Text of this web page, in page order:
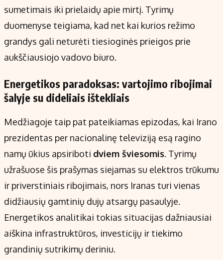
sumetimais iki prielaidų apie mirtį. Tyrimų
duomenyse teigiama, kad net kai kurios režimo
grandys gali neturėti tiesioginės prieigos prie
aukščiausiojo vadovo biuro.
Energetikos paradoksas: vartojimo ribojimai
šalyje su dideliais ištekliais
Medžiagoje taip pat pateikiamas epizodas, kai Irano
prezidentas per nacionalinę televiziją esą ragino
namų ūkius apsiriboti dviem šviesomis. Tyrimų
užrašuose šis prašymas siejamas su elektros trūkumu
ir priverstiniais ribojimais, nors Iranas turi vienas
didžiausių gamtinių dujų atsargų pasaulyje.
Energetikos analitikai tokias situacijas dažniausiai
aiškina infrastruktūros, investicijų ir tiekimo
grandinių sutrikimų deriniu.